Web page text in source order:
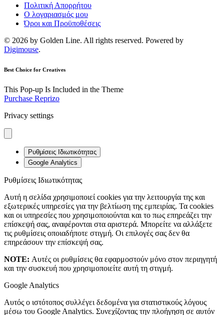
Πολιτική Απορρήτου
Ο λογαριασμός μου
Όροι και Προϋποθέσεις
© 2026 by Golden Line. All rights reserved. Powered by
Digimouse.
Best Choice for Creatives
This Pop-up Is Included in the Theme
Purchase Reprizo
Privacy settings
Ρυθμίσεις Ιδιωτικότητας
Google Analytics
Ρυθμίσεις Ιδιωτικότητας
Αυτή η σελίδα χρησιμοποιεί cookies για την λειτουργία της και
εξωτερικές υπηρεσίες για την βελτίωση της εμπειρίας. Τα cookies
και οι υπηρεσίες που χρησιμοποιούνται και το πως επηρεάζει την
επίσκεψή σας, αναφέρονται στα αριστερά. Μπορείτε να αλλάξετε
τις ρυθμίσεις οποιαδήποτε στιγμή. Οι επιλογές σας δεν θα
επηρεάσουν την επίσκεψή σας.
NOTE: Αυτές οι ρυθμίσεις θα εφαρμοστούν μόνο στον περιηγητή
και την συσκευή που χρησιμοποιείτε αυτή τη στιγμή.
Google Analytics
Αυτός ο ιστότοπος συλλέγει δεδομένα για στατιστικούς λόγους
μέσω του Google Analytics. Συνεχίζοντας την πλοήγηση σε αυτόν